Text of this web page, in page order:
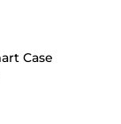
Case